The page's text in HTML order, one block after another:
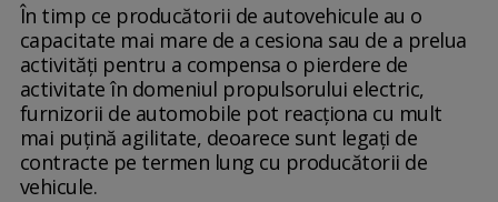
În timp ce producătorii de autovehicule au o
capacitate mai mare de a cesiona sau de a prelua
activităţi pentru a compensa o pierdere de
activitate în domeniul propulsorului electric,
furnizorii de automobile pot reacţiona cu mult
mai puţină agilitate, deoarece sunt legaţi de
contracte pe termen lung cu producătorii de
vehicule.